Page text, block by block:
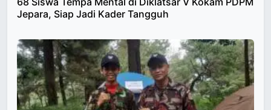
Jepara, Siap Jadi Kader Tangguh